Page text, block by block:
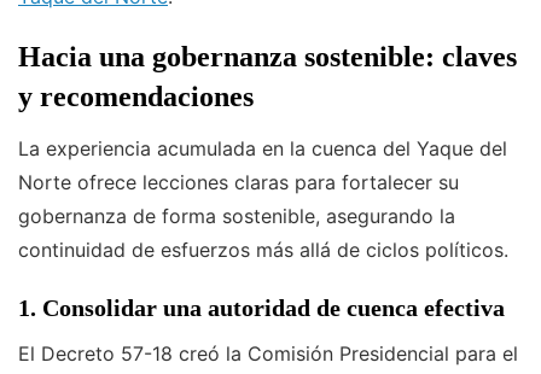
Hacia una gobernanza sostenible: claves
y recomendaciones
La experiencia acumulada en la cuenca del Yaque del
Norte ofrece lecciones claras para fortalecer su
gobernanza de forma sostenible, asegurando la
continuidad de esfuerzos más allá de ciclos políticos.
1. Consolidar una autoridad de cuenca efectiva
El Decreto 57-18 creó la Comisión Presidencial para el